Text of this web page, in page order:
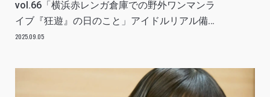
vol.66「横浜赤レンガ倉庫での野外ワンマンラ
イブ『狂遊』の日のこと」アイドルリアル備忘
録
2025.09.05